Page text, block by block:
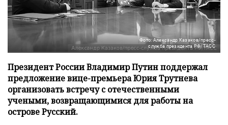
Фото: Александр Казаков/пресс-
служба президента РФ/ТАСС
Президент России Владимир Путин поддержал
предложение вице-премьера Юрия Трутнева
организовать встречу с отечественными
учеными, возвращающимися для работы на
острове Русский.